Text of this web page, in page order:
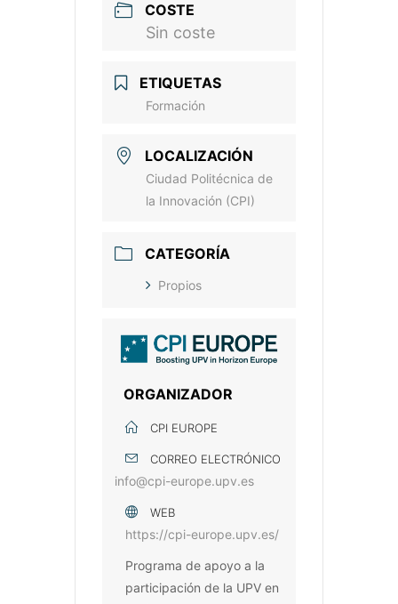
COSTE
Sin coste
ETIQUETAS
Formación
LOCALIZACIÓN
Ciudad Politécnica de
la Innovación (CPI)
CATEGORÍA
Propios
ORGANIZADOR
CPI EUROPE
CORREO ELECTRÓNICO
info@cpi-europe.upv.es
WEB
https://cpi-europe.upv.es/
Programa de apoyo a la
participación de la UPV en